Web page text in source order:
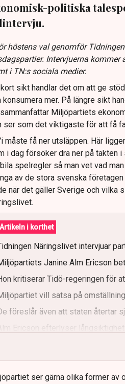
politiska
höstens val genomför
Intervjuerna kommer
i TN:s sociala medier.
sikt handlar det om att ge
konsumera mer. På längre sikt
Miljöpartiets
ser som det viktigaste för att få
måste få ner utsläppen. Här
i dag försöker dra ner på takten
spelregler så man vet vad
av de stora svenska
när det gäller Sverige och vilka
Artikeln i korthet
Näringslivet intervjuar
Janine Alm Ericson
kritiserar Tidö-regeringen för
vill satsa på
föreslår även att staten återtar
Ericson efterlyser
ser gärna olika former